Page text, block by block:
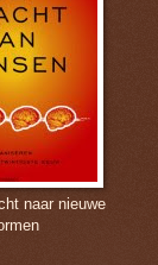
naar nieuwe